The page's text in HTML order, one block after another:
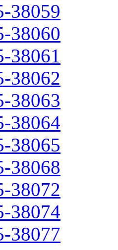
38059
38060
38061
38062
38063
38064
38065
38068
38072
38074
38077